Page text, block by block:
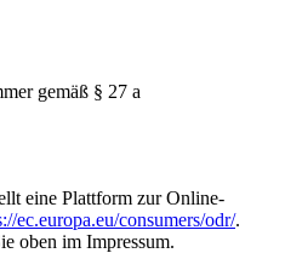
gemäß § 27 a
eine Plattform zur Online-
ec.europa.eu/consumers/odr/.
oben im Impressum.